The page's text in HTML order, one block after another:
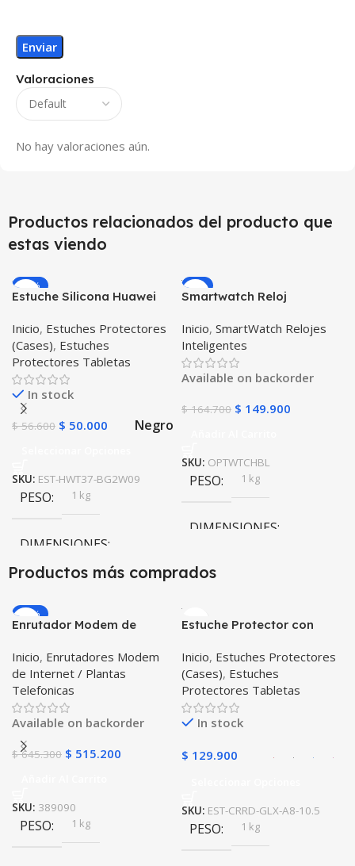
Valoraciones
No hay valoraciones aún.
Productos relacionados del producto que
estas viendo
-12%
Estuche Silicona Huawei
Inicio, Estuches Protectores
(Cases), Estuches
Protectores Tabletas
In stock
$56.600 $ 50.000 Negro
SKU: EST-HWT37-BG2W09
PESO 1 kg
DIMENSIONES
COLOR Negro
-9%
Smartwatch Reloj
WATCH BLACK™ (PK W34
Iwo 10 12) Compatible
Android y iPhone
Inicio, SmartWatch Relojes
Inteligentes
Available on backorder
$164.700 $ 149.900
SKU: OPTWTCHBL
PESO 1 kg
DIMENSIONES
10 × 10 × 10 cm
Productos más comprados
-20%
Enrutador Modem de
Libre Todo Operador 4G
LTE SIMCARD
Inicio, Enrutadores Modem
de Internet / Plantas
Telefonicas
Available on backorder
$645.300 $ 515.200
SKU: 389090
PESO 1 kg
Estuche Protector con
Tablet Samsung Galaxy
Tab A8 10.5 2021 – 2022
SM-x200 SM-x205 Anti
golpes con soporte
Inicio, Estuches Protectores
(Cases), Estuches
Protectores Tabletas
In stock
$ 129.900
SKU: EST-CRRD-GLX-A8-10.5
PESO 1 kg